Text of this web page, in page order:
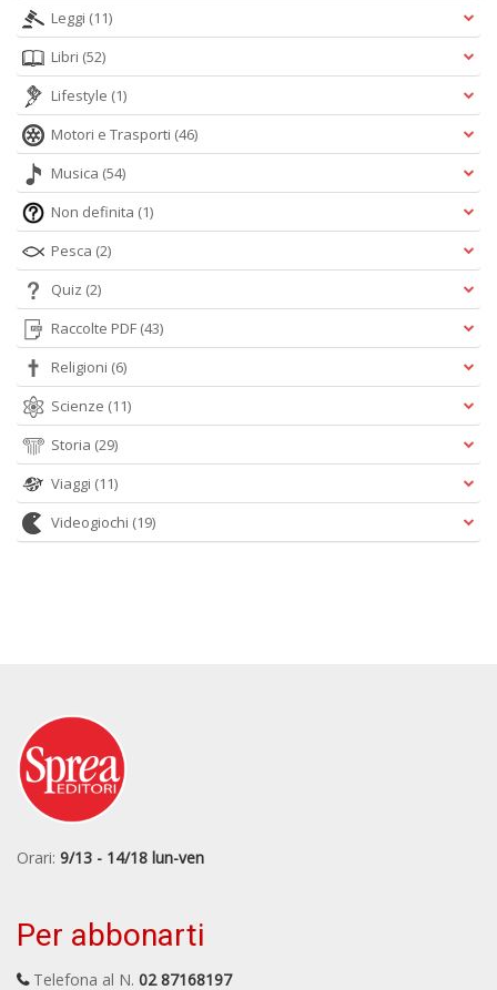
Leggi (11)
Libri (52)
Lifestyle (1)
Motori e Trasporti (46)
Musica (54)
Non definita (1)
Pesca (2)
Quiz (2)
Raccolte PDF (43)
Religioni (6)
Scienze (11)
Storia (29)
Viaggi (11)
Videogiochi (19)
Orari: 9/13 - 14/18 lun-ven
Per abbonarti
Telefona al N. 02 87168197